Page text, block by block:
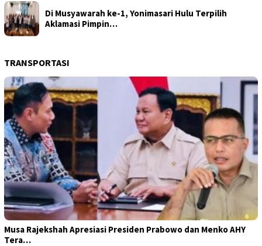
Di Musyawarah ke-1, Yonimasari Hulu Terpilih
Aklamasi Pimpin…
TRANSPORTASI
Musa Rajekshah Apresiasi Presiden Prabowo dan Menko AHY
Tera…